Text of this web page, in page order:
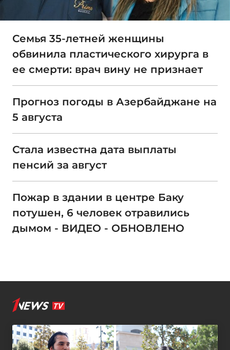
Семья 35-летней женщины
обвинила пластического хирурга в
ее смерти: врач вину не признает
Прогноз погоды в Азербайджане на
5 августа
Стала известна дата выплаты
пенсий за август
Пожар в здании в центре Баку
потушен, 6 человек отравились
дымом - ВИДЕО - ОБНОВЛЕНО